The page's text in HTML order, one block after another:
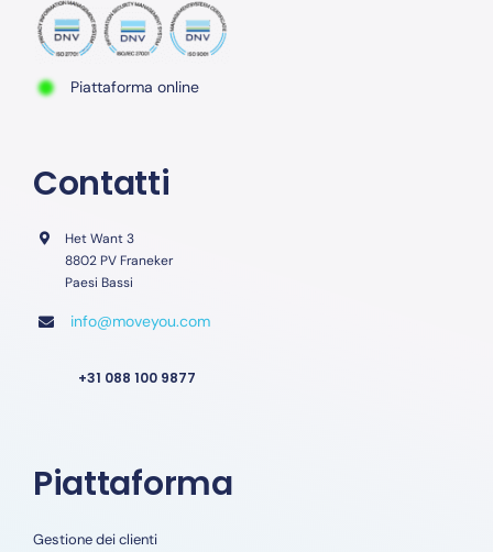
Piattaforma online
Contatti
Het Want 3
8802 PV Franeker
Paesi Bassi
info@moveyou.com
+31 088 100 9877
Piattaforma
Gestione dei clienti